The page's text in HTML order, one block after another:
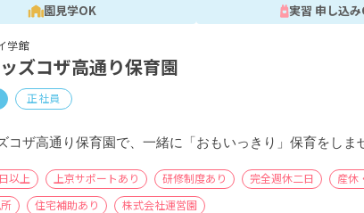
※評価期間中に基準に満た
園見学OK 実習 申し込
学館
ズコザ高通り保育園
正社員
コザ高通り保育園で、一緒に「おもいっきり」保育をしま
以上 上京サポートあり 研修制度あり 完全週休二日 産休
住宅補助あり 株式会社運営園